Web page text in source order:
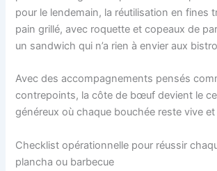
pour le lendemain, la réutilisation en fines
pain grillé, avec roquette et copeaux de
un sandwich qui n’a rien à envier aux
Avec des accompagnements pensés
contrepoints, la côte de bœuf devient le
généreux où chaque bouchée reste vive et
Checklist opérationnelle pour réussir
plancha ou barbecue